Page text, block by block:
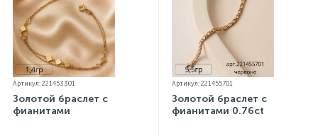
Артикул: 221453301
Золотой браслет с
фианитами
Артикул: 221455701
Золотой браслет с
фианитами 0.76ct